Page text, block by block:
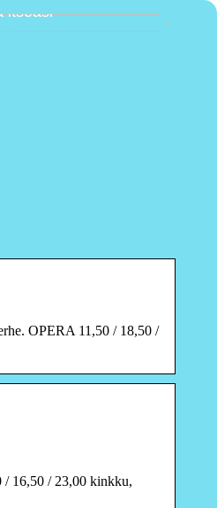
itseäsi
OPERA 11,50 / 18,50 /
16,50 / 23,00 kinkku,